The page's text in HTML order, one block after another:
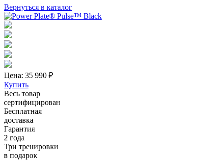
Вернуться в каталог
Цена: 35 990 ₽
Купить
Весь товар
сертифицирован
Бесплатная
доставка
Гарантия
2 года
Три тренировки
в подарок